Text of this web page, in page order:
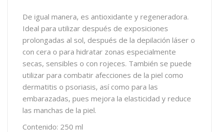
De igual manera, es antioxidante y regeneradora.
Ideal para utilizar después de exposiciones
prolongadas al sol, después de la depilación láser o
con cera o para hidratar zonas especialmente
secas, sensibles o con rojeces. También se puede
utilizar para combatir afecciones de la piel como
dermatitis o psoriasis, así como para las
embarazadas, pues mejora la elasticidad y reduce
las manchas de la piel.
Contenido: 250 ml